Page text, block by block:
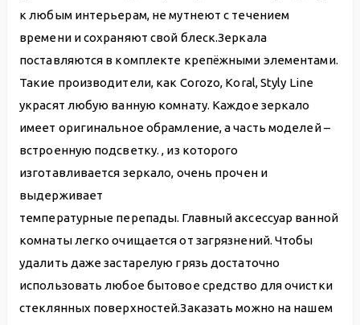
к любым интерьерам, не мутнеют с течением
времени и сохраняют свой блеск.Зеркала
поставляются в комплекте крепёжными элементами.
Такие производители, как Corozo, Koral, Styly Line
украсят любую ванную комнату. Каждое зеркало
имеет оригинальное обрамление, а часть моделей –
встроенную подсветку. , из которого
изготавливается зеркало, очень прочен и
выдерживает
температурные перепады. Главный аксессуар ванной
комнаты легко очищается от загрязнений. Чтобы
удалить даже застарелую грязь достаточно
использовать любое бытовое средство для очистки
стеклянных поверхностей.Заказать можно на нашем